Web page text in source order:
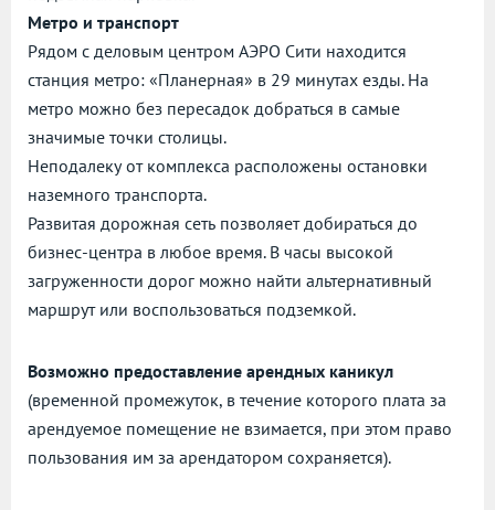
Метро и транспорт
Рядом с деловым центром АЭРО Сити находится
станция метро: «Планерная» в 29 минутах езды. На
метро можно без пересадок добраться в самые
значимые точки столицы.
Неподалеку от комплекса расположены остановки
наземного транспорта.
Развитая дорожная сеть позволяет добираться до
бизнес-центра в любое время. В часы высокой
загруженности дорог можно найти альтернативный
маршрут или воспользоваться подземкой.
Возможно предоставление арендных каникул
(временной промежуток, в течение которого плата за
арендуемое помещение не взимается, при этом право
пользования им за арендатором сохраняется).